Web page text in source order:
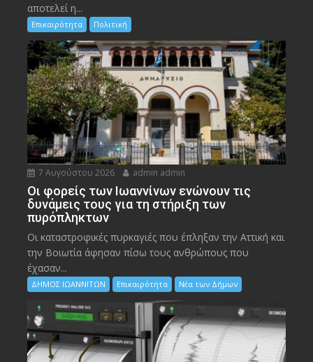
αποτελεί η...
Επικαιρότητα Πολιτική
7 Αυγούστου 2026 admin admin
Οι φορείς των Ιωαννίνων ενώνουν τις
δυνάμεις τους για τη στήριξη των
πυρόπληκτων
Οι καταστροφικές πυρκαγιές που έπληξαν την Αττική και
την Bοιωτία άφησαν πίσω τους ανθρώπους που
έχασαν...
ΔΗΜΟΣ ΙΩΑΝΝΙΤΩΝ Επικαιρότητα Νέα των Δήμων